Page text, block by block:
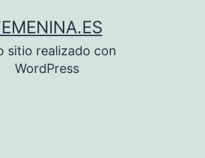
sitio realizado con
WordPress